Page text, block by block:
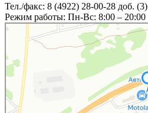
Тел./факс: 8 (4922) 28-00-28 доб. (3)
Режим работы: Пн-Вс: 8:00 – 20:00